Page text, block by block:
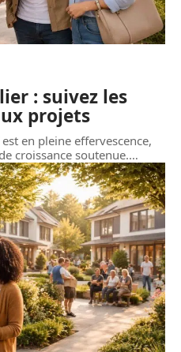
: suivez les
projets
en pleine effervescence,
croissance soutenue.…